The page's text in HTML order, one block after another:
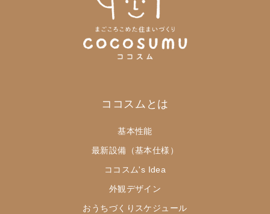
ココスムとは
基本性能
最新設備（基本仕様）
ココスム's Idea
外観デザイン
おうちづくりスケジュール